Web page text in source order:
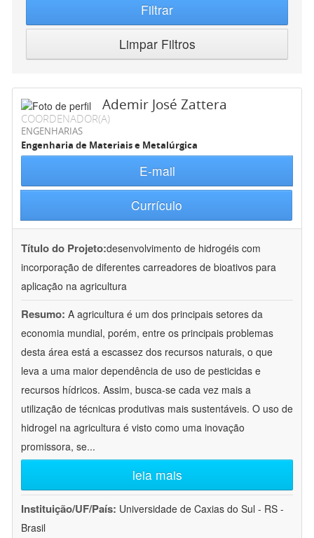
Filtrar
Limpar Filtros
Ademir José Zattera
COORDENADOR(A)
ENGENHARIAS
Engenharia de Materiais e Metalúrgica
E-mail
Currículo
Título do Projeto:desenvolvimento de hidrogéis com
incorporação de diferentes carreadores de bioativos para
aplicação na agricultura
Resumo: A agricultura é um dos principais setores da
economia mundial, porém, entre os principais problemas
desta área está a escassez dos recursos naturais, o que
leva a uma maior dependência de uso de pesticidas e
recursos hídricos. Assim, busca-se cada vez mais a
utilização de técnicas produtivas mais sustentáveis. O uso de
hidrogel na agricultura é visto como uma inovação
promissora, se...
leia mais
Instituição/UF/País: Universidade de Caxias do Sul - RS -
Brasil